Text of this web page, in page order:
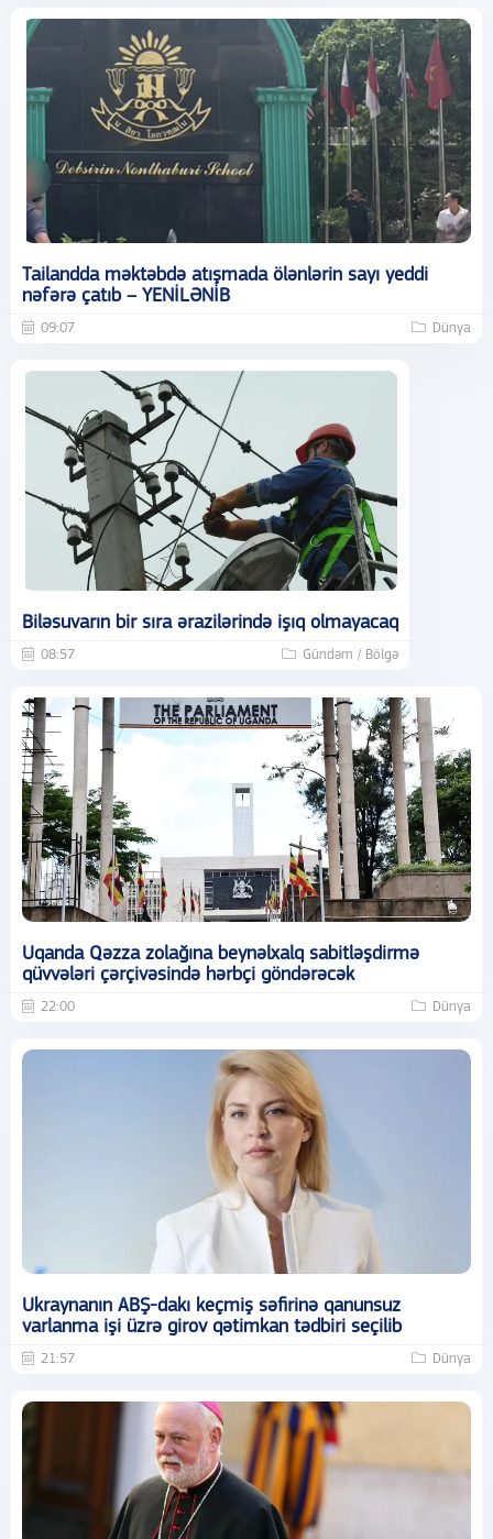
Tailandda məktəbdə atışmada ölənlərin sayı yeddi
nəfərə çatıb – YENİLƏNİB
09:07 Dünya
Biləsuvarın bir sıra ərazilərində işıq olmayacaq
08:57 Gündəm / Bölgə
Uqanda Qəzza zolağına beynəlxalq sabitləşdirmə
qüvvələri çərçivəsində hərbçi göndərəcək
22:00 Dünya
Ukraynanın ABŞ-dakı keçmiş səfirinə qanunsuz
varlanma işi üzrə girov qətimkan tədbiri seçilib
21:57 Dünya